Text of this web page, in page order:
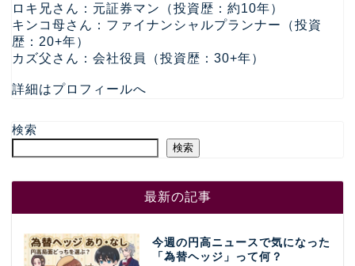
ロキ兄さん：元証券マン（投資歴：約10年）
キンコ母さん：ファイナンシャルプランナー（投資
歴：20+年）
カズ父さん：会社役員（投資歴：30+年）
詳細はプロフィールへ
検索
検索
最新の記事
今週の円高ニュースで気になった
「為替ヘッジ」って何？